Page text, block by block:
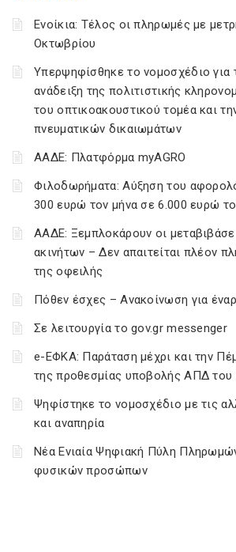
Ενοίκια: Τέλος οι πληρωμές με
Οκτωβρίου
Υπερψηφίσθηκε το νομοσχέδιο για
ανάδειξη της πολιτιστικής
του οπτικοακουστικού τομέα και
πνευματικών δικαιωμάτων
ΑΑΔΕ: Πλατφόρμα myAGRO
Φιλοδωρήματα: Αύξηση του
300 ευρώ τον μήνα σε 6.000 ευρώ
ΑΑΔΕ: Ξεμπλοκάρουν οι
ακινήτων – Δεν απαιτείται πλέον
της οφειλής
Πόθεν έσχες – Ανακοίνωση για
Σε λειτουργία το gov.gr messenger
e-ΕΦΚΑ: Παράταση μέχρι και την
της προθεσμίας υποβολής ΑΠΔ
Ψηφίστηκε το νομοσχέδιο με τις
και αναπηρία
Νέα Ενιαία Ψηφιακή Πύλη
φυσικών προσώπων